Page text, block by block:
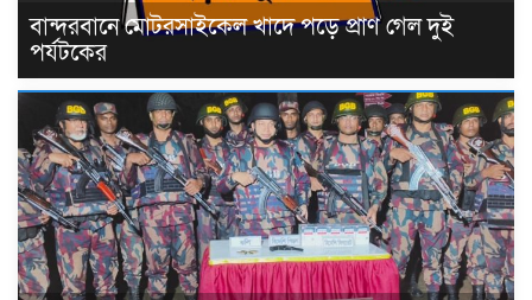
বান্দরবানে মোটরসাইকেল খাদে পড়ে প্রাণ গেল দুই
পর্যটকের